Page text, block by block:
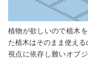
植物が欲しいので植木
た植木はそのまま使える
視点に依存し難いオブ